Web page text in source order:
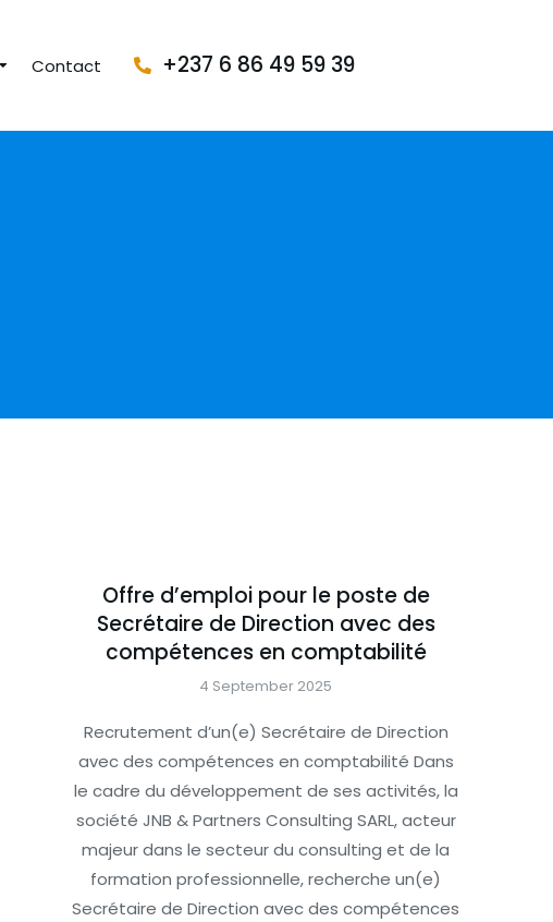
Contact +237 6 86 49 59 39
Offre d’emploi pour le poste de
Secrétaire de Direction avec des
compétences en comptabilité
4 September 2025
Recrutement d’un(e) Secrétaire de Direction
avec des compétences en comptabilité Dans
le cadre du développement de ses activités, la
société JNB & Partners Consulting SARL, acteur
majeur dans le secteur du consulting et de la
formation professionnelle, recherche un(e)
Secrétaire de Direction avec des compétences